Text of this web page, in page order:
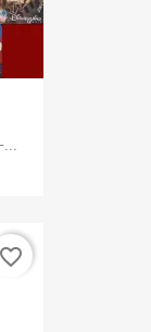
favorite_border